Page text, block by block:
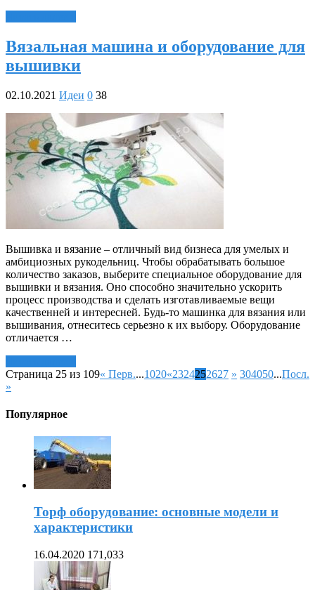
Вязальная машина и оборудование для
вышивки
02.10.2021 Идеи 0 38
Вышивка и вязание – отличный вид бизнеса для умелых и
амбициозных рукодельниц. Чтобы обрабатывать большое
количество заказов, выберите специальное оборудование для
вышивки и вязания. Оно способно значительно ускорить
процесс производства и сделать изготавливаемые вещи
качественней и интересней. Будь-то машинка для вязания или
вышивания, отнеситесь серьезно к их выбору. Оборудование
отличается …
Страница 25 из 109« Перв....1020«2324252627 » 304050...Посл.
»
Популярное
Торф оборудование: основные модели и
характеристики
16.04.2020 171,033